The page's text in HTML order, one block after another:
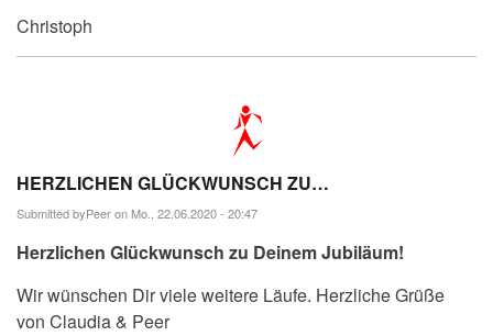
Christoph
HERZLICHEN GLÜCKWUNSCH ZU…
Submitted byPeeron Mo., 22.06.2020 - 20:47
Herzlichen Glückwunsch zu Deinem Jubiläum!
Wir wünschen Dir viele weitere Läufe. Herzliche Grüße
von Claudia & Peer